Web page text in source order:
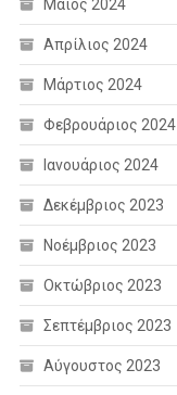
Μάιος 2024
Απρίλιος 2024
Μάρτιος 2024
Φεβρουάριος 2024
Ιανουάριος 2024
Δεκέμβριος 2023
Νοέμβριος 2023
Οκτώβριος 2023
Σεπτέμβριος 2023
Αύγουστος 2023